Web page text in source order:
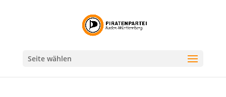
Seite wählen